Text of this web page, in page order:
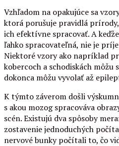
Vzhľadom na opakujúce sa
ktorá porušuje pravidlá
ich efektívne spracovať. A
ľahko spracovateľná, nie je
Niektoré vzory ako napríklad
kobercoch a schodiskách
dokonca môžu vyvolať až
K týmto záverom došli
s akou mozog spracováva
scén. Existujú dva spôsoby
zostavenie jednoduchých
nervové bunky počítali to, čo